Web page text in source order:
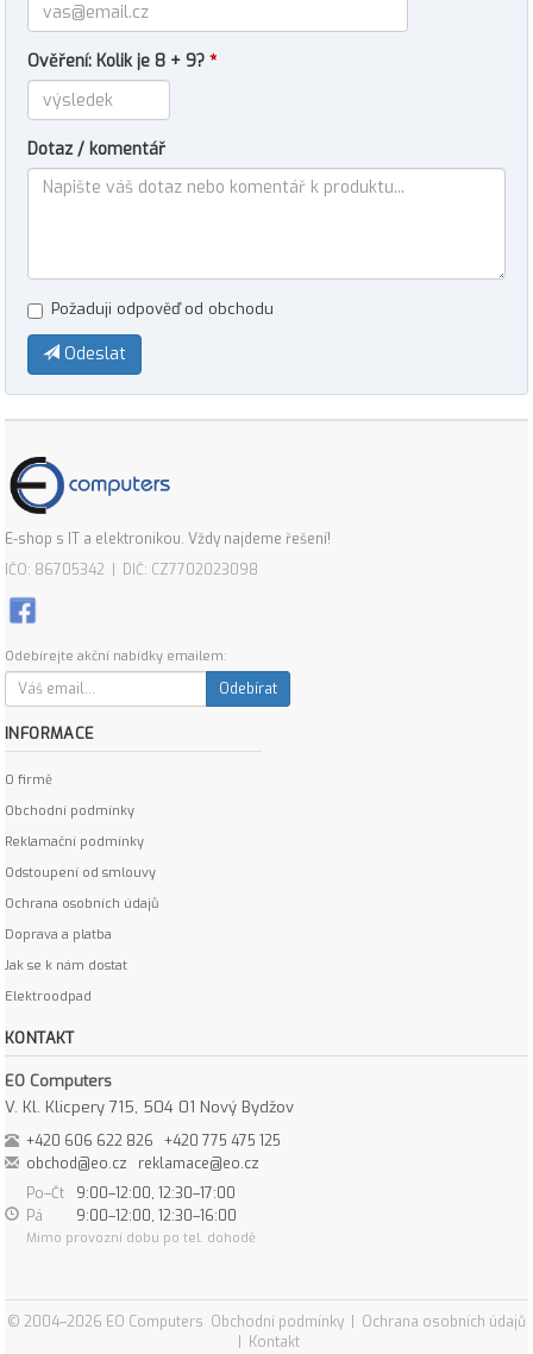
Ověření: Kolik je 8 + 9? *
Dotaz / komentář
Požaduji odpověď od obchodu
Odeslat
E-shop s IT a elektronikou. Vždy najdeme řešení!
IČO: 86705342 | DIČ: CZ7702023098
Odebírejte akční nabídky emailem:
Odebírat
INFORMACE
O firmě
Obchodní podmínky
Reklamační podmínky
Odstoupení od smlouvy
Ochrana osobních údajů
Doprava a platba
Jak se k nám dostat
Elektroodpad
KONTAKT
EO Computers
V. Kl. Klicpery 715, 504 01 Nový Bydžov
+420 606 622 826
+420 775 475 125
obchod@eo.cz
reklamace@eo.cz
Po–Čt
9:00–12:00, 12:30–17:00
Pá
9:00–12:00, 12:30–16:00
Mimo provozní dobu po tel. dohodě
© 2004–2026 EO Computers Obchodní podmínky
Ochrana osobních údajů
Kontakt